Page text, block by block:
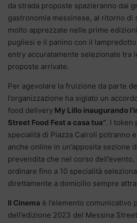
da strada proposte spazieranno dai
gastronomia messinese, al ritorno di
molto apprezzate nelle prime
pugliesi e il panino con il
entry accuratamente selezionate tra
proposte arrivate.
Per agevolare la fruizione da parte
l’organizzazione ha siglato un
food delivery My Lillo inaugurando
Street Food Fest a casa tua”. I token
specialità di Piazza Cairoli potranno
anche online in un’apposita sezione
prevendita che nel corso
ordinare fino a 10 specialità
direttamente a domicilio sempre
Il Cinema è l’elemento comunicativo
dell’edizione 2023 del Messina